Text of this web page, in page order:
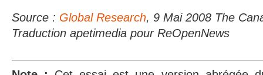
Source : Global Research, 9 Mai 2008 The
Traduction apetimedia pour ReOpenNews